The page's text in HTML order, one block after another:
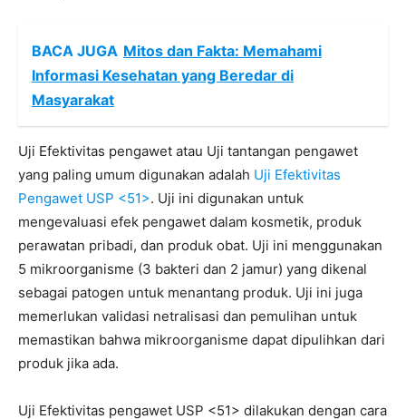
BACA JUGA Mitos dan Fakta: Memahami
Informasi Kesehatan yang Beredar di
Masyarakat
Uji Efektivitas pengawet atau Uji tantangan pengawet
yang paling umum digunakan adalah Uji Efektivitas
Pengawet USP <51>. Uji ini digunakan untuk
mengevaluasi efek pengawet dalam kosmetik, produk
perawatan pribadi, dan produk obat. Uji ini menggunakan
5 mikroorganisme (3 bakteri dan 2 jamur) yang dikenal
sebagai patogen untuk menantang produk. Uji ini juga
memerlukan validasi netralisasi dan pemulihan untuk
memastikan bahwa mikroorganisme dapat dipulihkan dari
produk jika ada.
Uji Efektivitas pengawet USP <51> dilakukan dengan cara